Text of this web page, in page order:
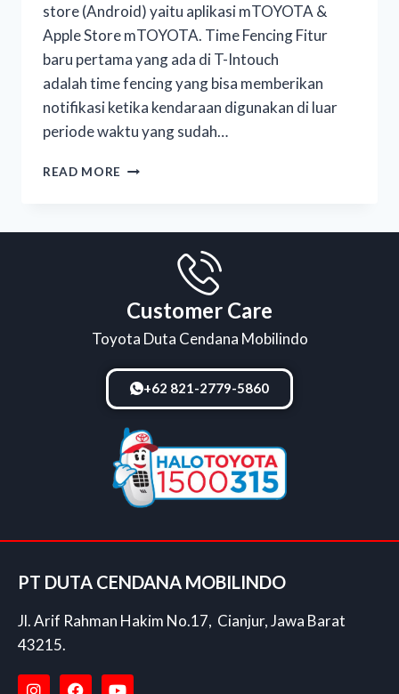
store (Android) yaitu aplikasi mTOYOTA &
Apple Store mTOYOTA. Time Fencing Fitur
baru pertama yang ada di T-Intouch
adalah time fencing yang bisa memberikan
notifikasi ketika kendaraan digunakan di luar
periode waktu yang sudah…
READ MORE
Customer Care
Toyota Duta Cendana Mobilindo
+62 821-2779-5860
PT DUTA CENDANA MOBILINDO
Jl. Arif Rahman Hakim No.17, Cianjur, Jawa Barat
43215.